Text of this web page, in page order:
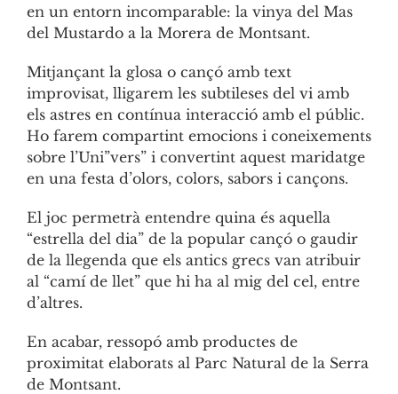
en un entorn incomparable: la vinya del Mas
del Mustardo a la Morera de Montsant.
Mitjançant la glosa o cançó amb text
improvisat, lligarem les subtileses del vi amb
els astres en contínua interacció amb el públic.
Ho farem compartint emocions i coneixements
sobre l’Uni”vers” i convertint aquest maridatge
en una festa d’olors, colors, sabors i cançons.
El joc permetrà entendre quina és aquella
“estrella del dia” de la popular cançó o gaudir
de la llegenda que els antics grecs van atribuir
al “camí de llet” que hi ha al mig del cel, entre
d’altres.
En acabar, ressopó amb productes de
proximitat elaborats al Parc Natural de la Serra
de Montsant.